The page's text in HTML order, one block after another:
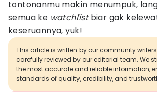
tontonanmu makin menumpuk,
semua ke watchlistbiar gak
keseruannya, yuk!
This article is written by our community
carefully reviewed by our editorial team. We
the most accurate and reliable information,
standards of quality, credibility, and